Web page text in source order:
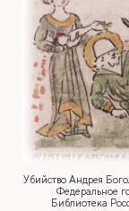
Убийство Андрея
Федеральное
Библиотека